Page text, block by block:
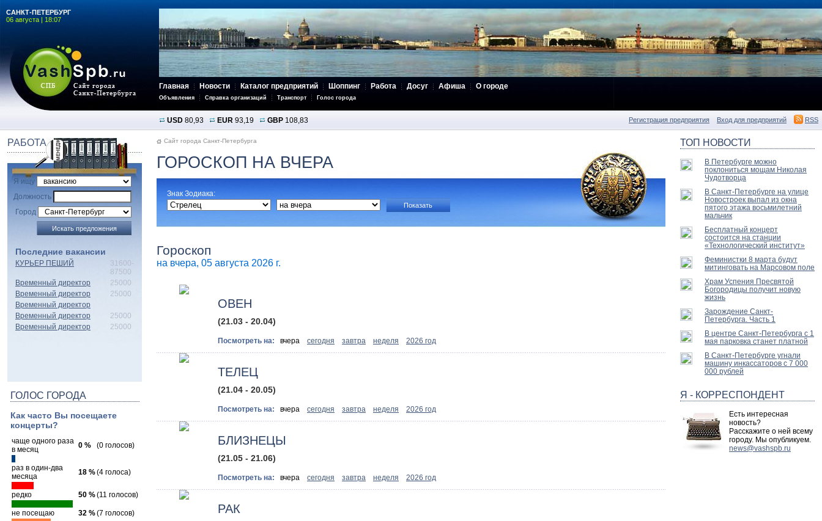
САНКТ-ПЕТЕРБУРГ
06 августа | 18:07
Главная Новости Каталог предприятий Шоппинг Работа Досуг Афиша О городе
Объявления Справка организаций Транспорт Голос города
USD 80,93 EUR 93,19 GBP 108,83 Регистрация предприятия Вход для предприятий RSS
РАБОТА
Я ищу
Должность
Город
Последние вакансии
КУРЬЕР ПЕШИЙ
31600-
87500
Временный директор
25000
Временный директор
25000
Временный директор
Временный директор
25000
Временный директор
25000
ГОЛОС ГОРОДА
Как часто Вы посещаете
концерты?
чаще одного раза
в месяц
0 % (0 голосов)
раз в один-два
месяца
18 %(4 голоса)
редко 50 %(11 голосов)
не посещаю 32 %(7 голосов)
Сайт города Санкт-Петербурга
ГОРОСКОП НА ВЧЕРА
Знак Зодиака:
Гороскоп
на вчера, 05 августа 2026 г.
ОВЕН
(21.03 - 20.04)
Посмотреть на: вчера сегодня завтра неделя 2026 год
ТЕЛЕЦ
(21.04 - 20.05)
Посмотреть на: вчера сегодня завтра неделя 2026 год
БЛИЗНЕЦЫ
(21.05 - 21.06)
Посмотреть на: вчера сегодня завтра неделя 2026 год
РАК
ТОП НОВОСТИ
В Петербурге можно
поклониться мощам Николая
Чудотворца
В Санкт-Петербурге на улице
Новостроек выпал из окна
пятого этажа восьмилетний
мальчик
Бесплатный концерт
состоится на станции
«Технологический институт»
Феминистки 8 марта будут
митинговать на Марсовом поле
Храм Успения Пресвятой
Богородицы получит новую
жизнь
Зарождение Санкт-
Петербурга. Часть 1
В центре Санкт-Петербурга с 1
мая парковка станет платной
В Санкт-Петербурге угнали
машину инкассаторов с 7 000
000 рублей
Я - КОРРЕСПОНДЕНТ
Есть интересная
новость?
Расскажите о ней всему
городу. Мы опубликуем.
news@vashspb.ru